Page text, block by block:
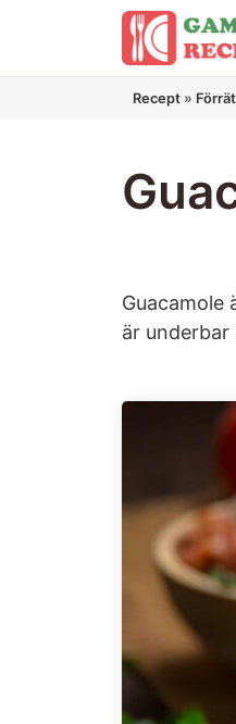
innehåll
Recept »
Guacamole
är underbar